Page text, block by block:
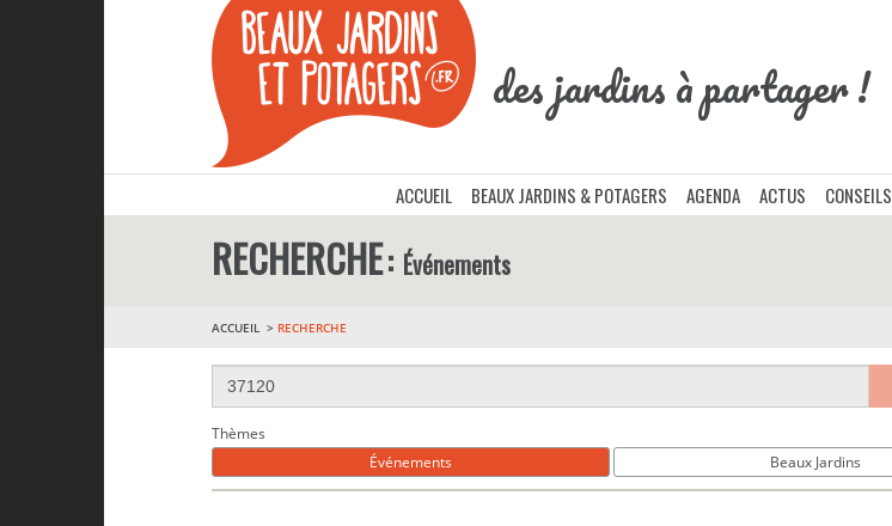
des jardins à partager !
ACCUEIL BEAUX JARDINS & POTAGERS AGENDA ACTUS CONSEILS
RECHERCHE Événements
ACCUEIL RECHERCHE
Thèmes
Événements
Beaux Jardins